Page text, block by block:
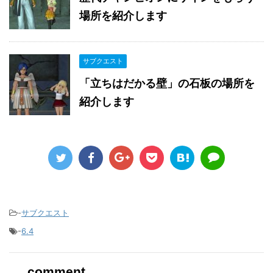
場所を紹介します
サブクエスト
「立ちはだかる壁」の石板の場所を
紹介します
-サブクエスト
-6.4